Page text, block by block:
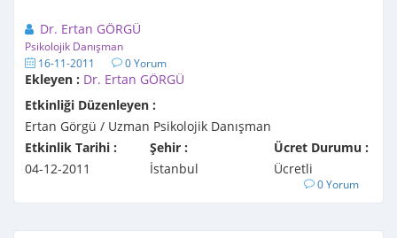
Dr. Ertan GÖRGÜ
Psikolojik Danışman
16-11-2011 0 Yorum
Ekleyen : Dr. Ertan GÖRGÜ
Etkinliği Düzenleyen :
Ertan Görgü / Uzman Psikolojik Danışman
Etkinlik Tarihi :
04-12-2011
Şehir :
İstanbul
Ücret Durumu :
Ücretli
0 Yorum